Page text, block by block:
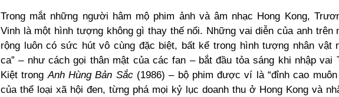
Trong mắt những người hâm mộ phim ảnh và âm nhạc Hong Kong,
Vinh là một hình tượng không gì thay thế nổi. Những vai diễn của anh trên
rộng luôn có sức hút vô cùng đặc biệt, bất kể trong hình tượng nhân vật
ca” – như cách gọi thân mật của các fan – bắt đầu tỏa sáng khi nhập vai
Kiệt trong Anh Hùng Bản Sắc (1986) – bộ phim được ví là “đỉnh cao muôn
của thể loại xã hội đen, từng phá mọi kỷ lục doanh thu ở Hong Kong và